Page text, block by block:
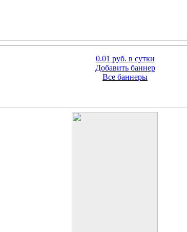
0.01 руб. в сутки
Добавить баннер
Все баннеры